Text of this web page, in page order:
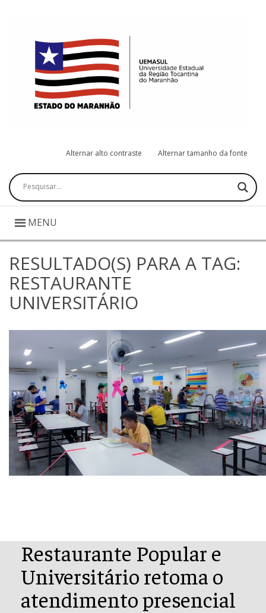
Alternar alto contraste Alternar tamanho da fonte
Pesquisar
MENU
RESULTADO(S) PARA A TAG:
RESTAURANTE
UNIVERSITÁRIO
Restaurante Popular e
Universitário retoma o
atendimento presencial